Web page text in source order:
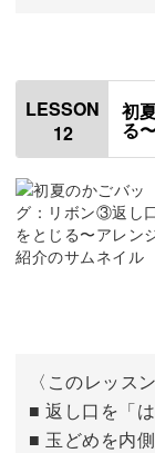
縫い方につ
糸について
糸の折れ癖
カーブを縫う
糸替えして
カーブ部分
縫い代をア
LESSON
12
初
る
〈このレッス
■ 返し口を「
■ 玉どめを内